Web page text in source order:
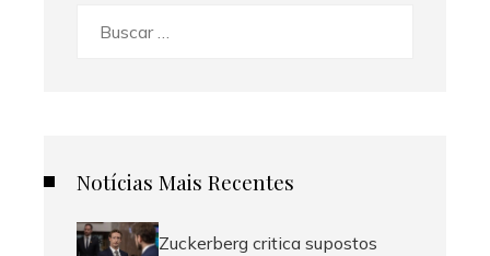
Notícias Mais Recentes
Zuckerberg critica supostos